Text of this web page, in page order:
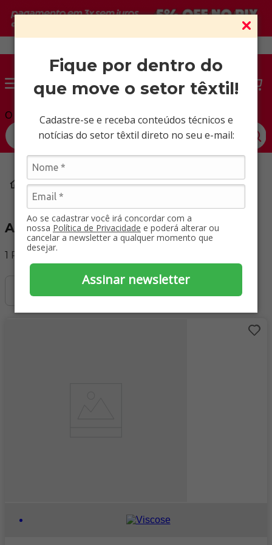
Fique por dentro do
que move o setor têxtil!
Cadastre-se e receba conteúdos técnicos e
notícias do setor têxtil direto no seu e-mail:
Ao se cadastrar você irá concordar com a
nossa Política de Privacidade e poderá alterar ou
cancelar a newsletter a qualquer momento que
desejar.
Assinar newsletter
O que você procura?
Tecidos Planos Algarve
Algarve
1 Produto